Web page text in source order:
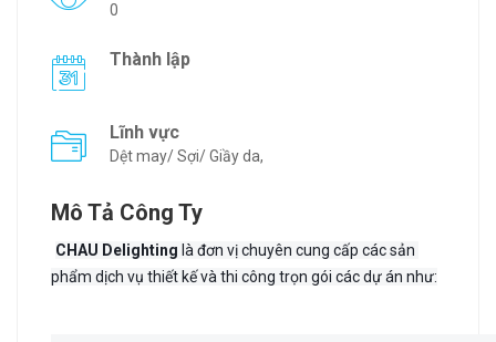
0
Thành lập
Lĩnh vực
Dệt may/ Sợi/ Giầy da,
Mô Tả Công Ty
CHAU Delighting là đơn vị chuyên cung cấp các sản
phẩm dịch vụ thiết kế và thi công trọn gói các dự án như: